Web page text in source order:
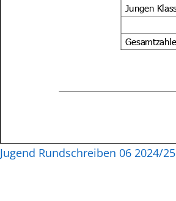
Jugend Rundschreiben 06 2024/25